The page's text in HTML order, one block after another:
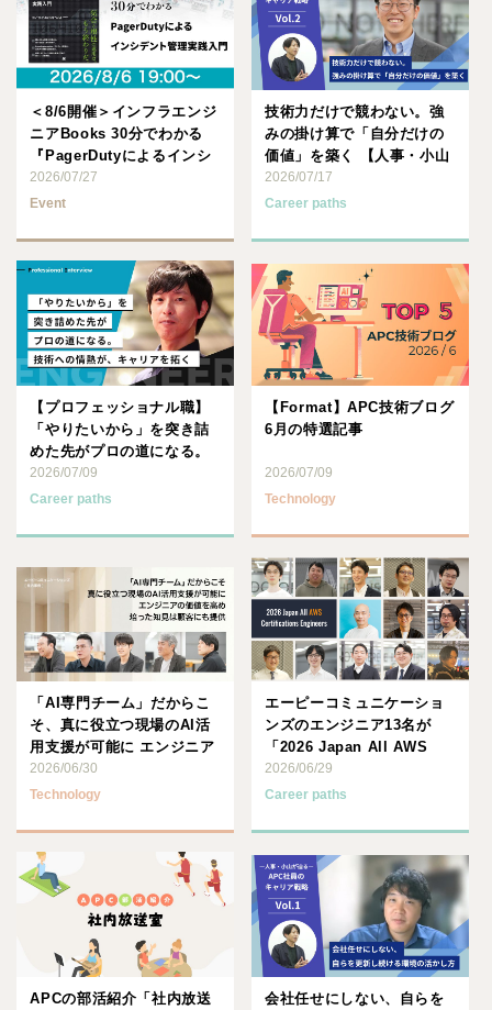
＜8/6開催＞インフラエンジ
ニアBooks 30分でわかる
『PagerDutyによるインシ
デント管理･･･
2026/07/27
Event
技術力だけで競わない。強
みの掛け算で「自分だけの
価値」を築く 【人事・小山
が迫る、APC社員のキャ
リ･･･
2026/07/17
Career paths
【プロフェッショナル職】
「やりたいから」を突き詰
めた先がプロの道になる。
技術への情熱が、キャリア
を拓･･･
2026/07/09
Career paths
【Format】APC技術ブログ
6月の特選記事
2026/07/09
Technology
「AI専門チーム」だからこ
そ、真に役立つ現場のAI活
用支援が可能に エンジニア
の価値を高め、培った知･･･
2026/06/30
Technology
エーピーコミュニケーショ
ンズのエンジニア13名が
「2026 Japan All AWS
Certif･･･
2026/06/29
Career paths
APCの部活紹介「社内放送
会社任せにしない、自らを